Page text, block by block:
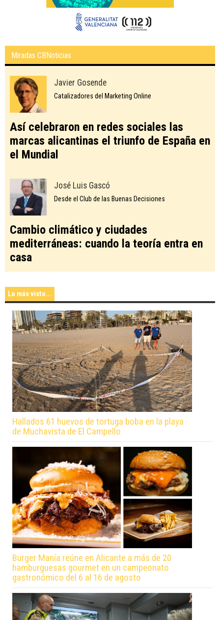
Miradas CBNoticias
Javier Gosende
Catalizadores del Marketing Online
Así celebraron en redes sociales las
marcas alicantinas el triunfo de España en
el Mundial
José Luis Gascó
Desde el Club de las Buenas Decisiones
Cambio climático y ciudades
mediterráneas: cuando la teoría entra en
casa
Lo más visto...
Hallados 61 huevos de tortuga boba en la playa
de Muchavista de El Campello
Burger Manía reúne en Alicante a más de 20
hamburguesas gourmet en un campeonato
gastronómico del 6 al 16 de agosto